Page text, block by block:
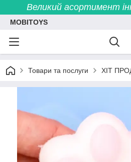
Великий асортимент
MOBITOYS
Товари та послуги ХІТ